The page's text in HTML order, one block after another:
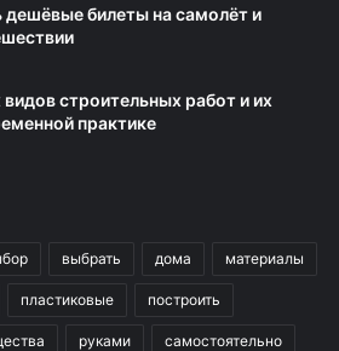
дешёвые билеты на самолёт и
строительных работ и их
практике
выбрать дома материалы
пластиковые построить
руками самостоятельно